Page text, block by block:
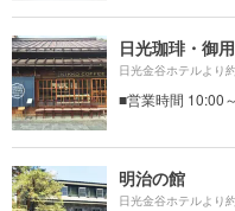
日光珈琲・御
日光金谷ホテルより
■営業時間 10:00
明治の館
日光金谷ホテルより